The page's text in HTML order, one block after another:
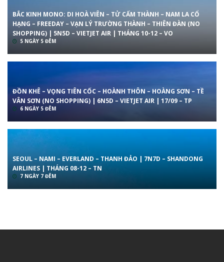
BẮC KINH MONO: DI HOÀ VIÊN – TỬ CẤM THÀNH – NAM LA CỔ
HẠNG – FREEDAY – VẠN LÝ TRƯỜNG THÀNH – THIÊN ĐÀN (NO
SHOPPING) | 5N5D – VIETJET AIR | THÁNG 10-12 – VO
5 NGÀY 5 ĐÊM
ĐỒN KHÊ – VỌNG TIÊN CỐC – HOÀNH THÔN – HOÀNG SƠN – TỀ
VÂN SƠN (NO SHOPPING) | 6N5D – VIETJET AIR | 17/09 – TP
6 NGÀY 5 ĐÊM
SEOUL – NAMI – EVERLAND – THANH ĐẢO | 7N7D – SHANDONG
AIRLINES | THÁNG 08-12 – TN
7 NGÀY 7 ĐÊM